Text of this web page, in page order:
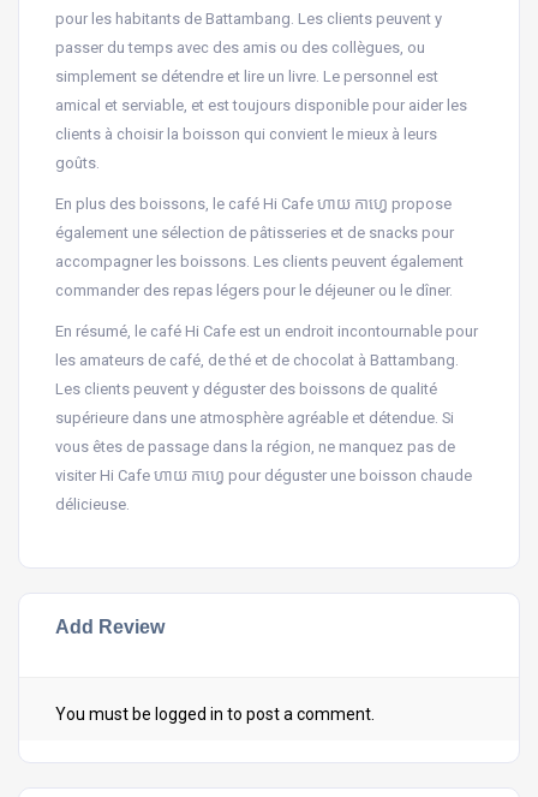
pour les habitants de Battambang. Les clients peuvent y
passer du temps avec des amis ou des collègues, ou
simplement se détendre et lire un livre. Le personnel est
amical et serviable, et est toujours disponible pour aider les
clients à choisir la boisson qui convient le mieux à leurs
goûts.
En plus des boissons, le café Hi Cafe ហាយ កាហ្វេ propose
également une sélection de pâtisseries et de snacks pour
accompagner les boissons. Les clients peuvent également
commander des repas légers pour le déjeuner ou le dîner.
En résumé, le café Hi Cafe est un endroit incontournable pour
les amateurs de café, de thé et de chocolat à Battambang.
Les clients peuvent y déguster des boissons de qualité
supérieure dans une atmosphère agréable et détendue. Si
vous êtes de passage dans la région, ne manquez pas de
visiter Hi Cafe ហាយ កាហ្វេ pour déguster une boisson chaude
délicieuse.
Add Review
You must be logged in to post a comment.